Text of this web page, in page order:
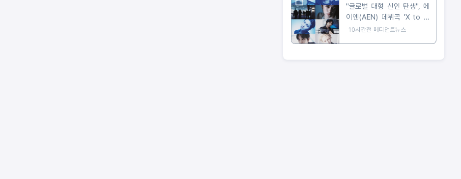
"글로벌 대형 신인 탄생", 에
이엔(AEN) 데뷔곡 'X to Z'
첫 티저 공개
10시간전 메디먼트뉴스